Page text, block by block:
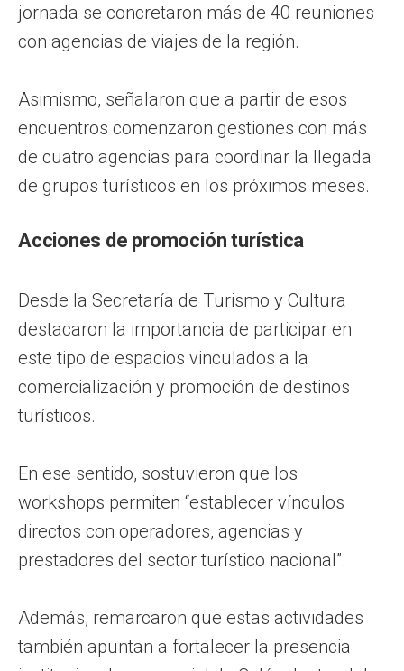
jornada se concretaron más de 40 reuniones
con agencias de viajes de la región.
Asimismo, señalaron que a partir de esos
encuentros comenzaron gestiones con más
de cuatro agencias para coordinar la llegada
de grupos turísticos en los próximos meses.
Acciones de promoción turística
Desde la Secretaría de Turismo y Cultura
destacaron la importancia de participar en
este tipo de espacios vinculados a la
comercialización y promoción de destinos
turísticos.
En ese sentido, sostuvieron que los
workshops permiten “establecer vínculos
directos con operadores, agencias y
prestadores del sector turístico nacional”.
Además, remarcaron que estas actividades
también apuntan a fortalecer la presencia